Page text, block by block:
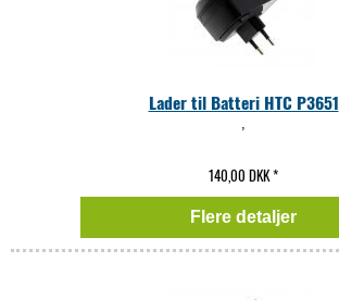
Lader til Batteri HTC P3651
,
140,00 DKK*
Flere detaljer